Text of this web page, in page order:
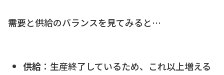
需要と供給のバランスを見てみると…
供給：生産終了しているため、これ以上増える